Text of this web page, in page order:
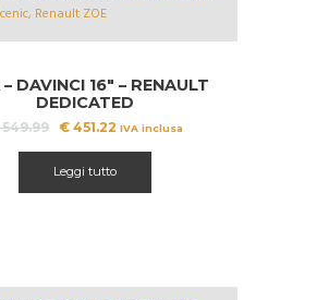
DAVINCI 16″ – RENAULT
DEDICATED
Il
era:
€ 549.99.
€451.22Il
è:
€ 451.22.
IVA inclusa
Leggi tutto